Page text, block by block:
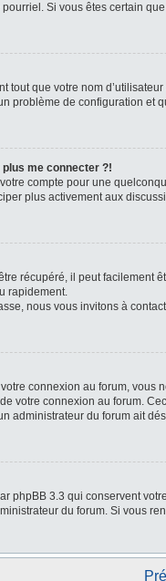
Si vous êtes certain
que votre nom
problème de configuration et
me connecter ?!
compte pour une
plus activement aux
récupéré, il peut
rapidement.
nous vous invitons à
connexion au forum,
votre connexion au forum.
administrateur du forum ait
phpBB 3.3 qui conservent
du forum. Si vous